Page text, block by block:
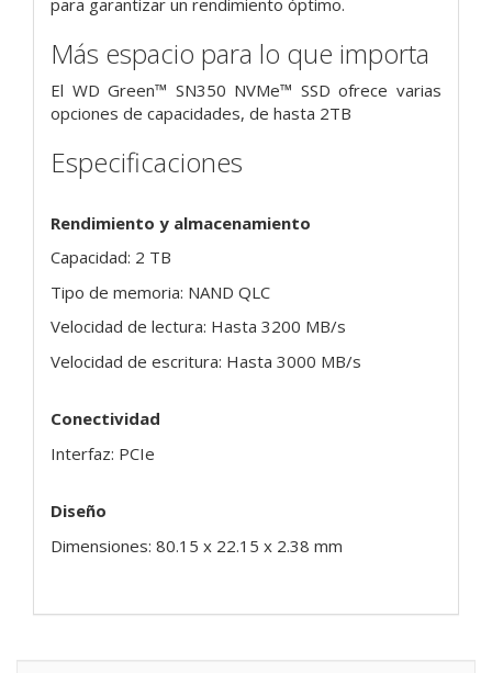
Más espacio para lo que importa
El WD Green™ SN350 NVMe™ SSD ofrece varias
opciones de capacidades, de hasta 2TB
Especificaciones
Rendimiento y almacenamiento
Capacidad: 2 TB
Tipo de memoria: NAND QLC
Velocidad de lectura: Hasta 3200 MB/s
Velocidad de escritura: Hasta 3000 MB/s
Conectividad
Interfaz: PCIe
Diseño
Dimensiones: 80.15 x 22.15 x 2.38 mm